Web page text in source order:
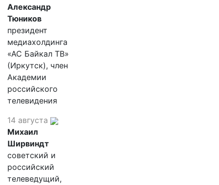
Александр
Тюников
президент
медиахолдинга
«АС Байкал ТВ»
(Иркутск), член
Академии
российского
телевидения
14 августа
Михаил
Ширвиндт
советский и
российский
телеведущий,